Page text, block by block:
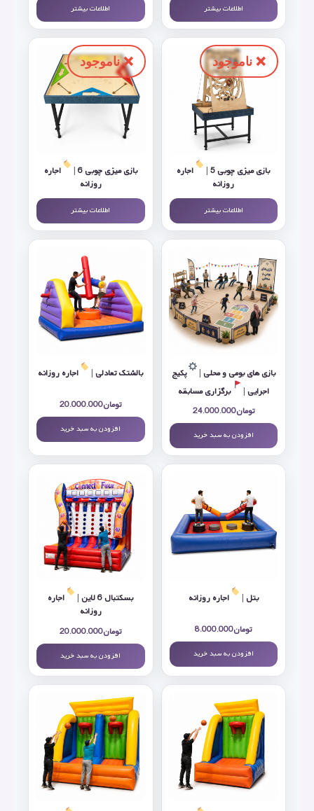
اطلاعات بیشتر اطلاعات بیشتر
بازی میزی چوبی 5 |
اجاره
روزانه
اطلاعات بیشتر
بازی میزی چوبی 6 |
اجاره
روزانه
اطلاعات بیشتر
بازی های بومی و محلی |
پکیج
اجرایی |
برگزاری مسابقه
تومان24.000.000
افزودن به سبد خرید
بالشتک تعادلی | اجاره روزانه
تومان20.000.000
افزودن به سبد خرید
بتل | اجاره روزانه
تومان8.000.000
افزودن به سبد خرید
بسکتبال 6 لاین |
اجاره
روزانه
تومان20.000.000
افزودن به سبد خرید